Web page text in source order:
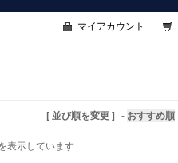
マイアカウント
[ 並び順を変更 ] - おすすめ順
表示しています